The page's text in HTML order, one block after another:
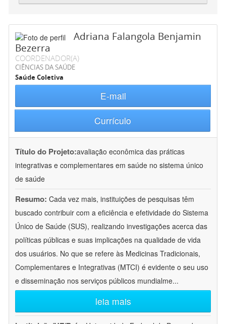
Adriana Falangola Benjamin
Bezerra
COORDENADOR(A)
CIÊNCIAS DA SAÚDE
Saúde Coletiva
E-mail
Currículo
Título do Projeto:avaliação econômica das práticas
integrativas e complementares em saúde no sistema único
de saúde
Resumo: Cada vez mais, instituições de pesquisas têm
buscado contribuir com a eficiência e efetividade do Sistema
Único de Saúde (SUS), realizando investigações acerca das
políticas públicas e suas implicações na qualidade de vida
dos usuários. No que se refere às Medicinas Tradicionais,
Complementares e Integrativas (MTCI) é evidente o seu uso
e disseminação nos serviços públicos mundialme...
leia mais